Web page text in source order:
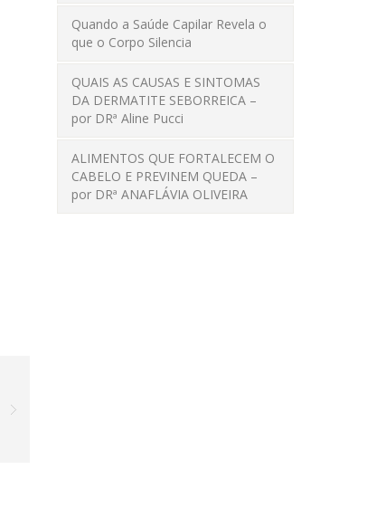
Quando a Saúde Capilar Revela o
que o Corpo Silencia
QUAIS AS CAUSAS E SINTOMAS
DA DERMATITE SEBORREICA –
por DRª Aline Pucci
ALIMENTOS QUE FORTALECEM O
CABELO E PREVINEM QUEDA –
por DRª ANAFLÁVIA OLIVEIRA